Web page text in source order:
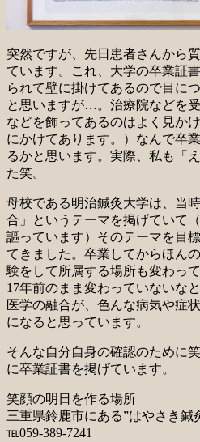
突然ですが、先日患者さんから
ています。これ、大学の卒業証
られて壁に掛けてあるので目に
と思いますが…。治療院などを
などを飾ってあるのはよく見か
にかけてあります。）なんで卒
るかと思います。実際、私も「
た笑。
母校である明治鍼灸大学は、当
合」というテーマを掲げていて
謳っています）そのテーマを目
てきました。卒業してからほん
験をして所属する場所も変わっ
17年前のまま変わっていないな
医学の融合が、色んな病気や症
になると思っています。
そんな自分自身の確認のために
に卒業証書を掲げています。
笑顔の明日を作る場所
三重県鈴鹿市にある”はやさき鍼
℡059-389-7241